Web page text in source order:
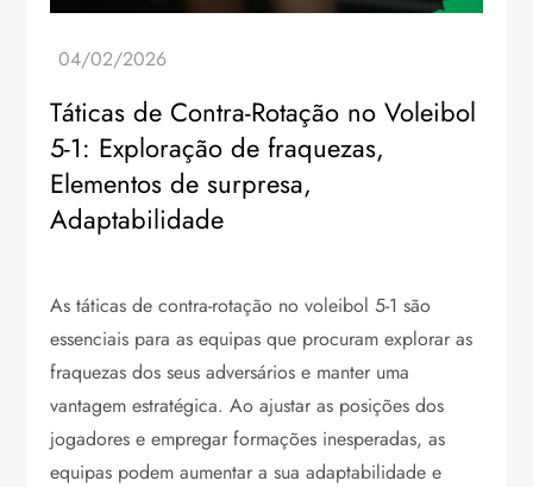
Táticas de Contra-Rotação no Voleibol
5-1: Exploração de fraquezas,
Elementos de surpresa,
Adaptabilidade
As táticas de contra-rotação no voleibol 5-1 são
essenciais para as equipas que procuram explorar as
fraquezas dos seus adversários e manter uma
vantagem estratégica. Ao ajustar as posições dos
jogadores e empregar formações inesperadas, as
equipas podem aumentar a sua adaptabilidade e